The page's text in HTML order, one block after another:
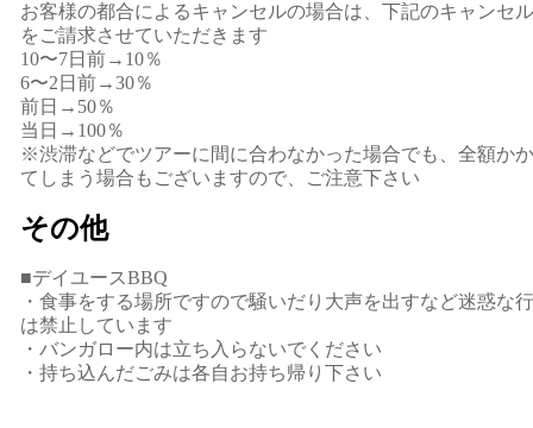
お客様の都合によるキャンセルの場合は、下記のキャンセ
をご請求させていただきます
10〜7日前→10％
6〜2日前→30％
前日→50％
当日→100％
※渋滞などでツアーに間に合わなかった場合でも、全額か
てしまう場合もございますので、ご注意下さい
その他
■デイユースBBQ
・食事をする場所ですので騒いだり大声を出すなど迷惑な
は禁止しています
・バンガロー内は立ち入らないでください
・持ち込んだごみは各自お持ち帰り下さい